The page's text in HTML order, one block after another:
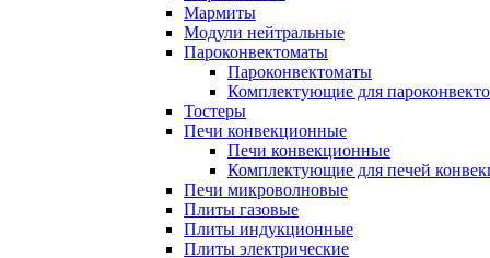
Мармиты
Модули нейтральные
Пароконвектоматы
Пароконвектоматы
Комплектующие для
Тостеры
Печи конвекционные
Печи конвекционные
Комплектующие для печей
Печи микроволновые
Плиты газовые
Плиты индукционные
Плиты электрические